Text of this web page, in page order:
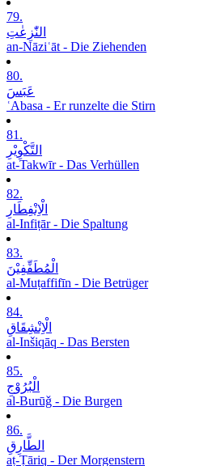
79.
النّٰزِعٰتِ
an-Nāziʿāt - Die Ziehenden
80.
عَبَسَ
ʿAbasa - Er runzelte die Stirn
81.
التَّکْوِیْرِ
at-Takwīr - Das Verhüllen
82.
الْاِنْفِطَارِ
al-Infiṭār - Die Spaltung
83.
الْمُطَفِّفِیْنَ
al-Muṭaffifīn - Die Betrüger
84.
الْاِنْشِقَاقِ
al-Inšiqāq - Das Bersten
85.
الْبُرُوْجِ
al-Burūǧ - Die Burgen
86.
الطَّارِقِ
aṭ-Ṭāriq - Der Morgenstern